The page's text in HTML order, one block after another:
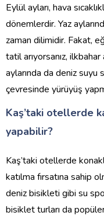
Eylül ayları, hava
dönemlerdir. Yaz
zaman dilimidir. Fakat,
tatil arıyorsanız,
aylarında da deniz
çevresinde yürüyüş
Kaş’taki otellerde
yapabilir?
Kaş’taki otellerde
katılma fırsatına sahip
deniz bisikleti gibi su
bisiklet turları da